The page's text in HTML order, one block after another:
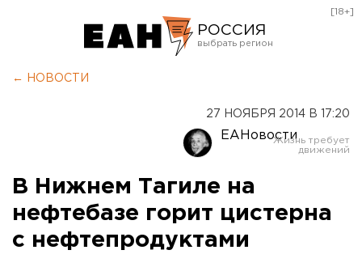
РОССИЯ
Оренбург
[18+]
← НОВОСТИ
27 НОЯБРЯ 2014 В 17:20
ЕАНовости
В Нижнем Тагиле на
нефтебазе горит цистерна
с нефтепродуктами